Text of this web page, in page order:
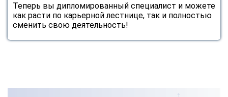
Теперь вы дипломированный специалист и можете
как расти по карьерной лестнице, так и полностью
сменить свою деятельность!